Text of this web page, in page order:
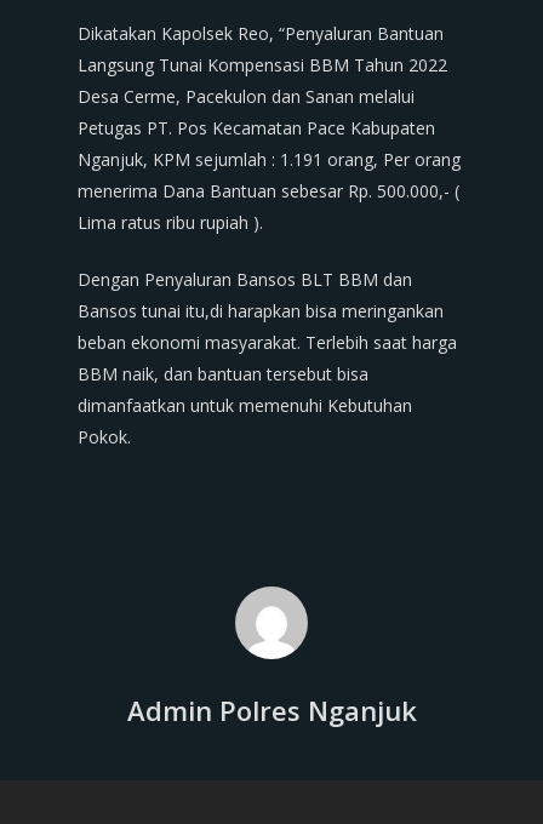
Dikatakan Kapolsek Reo, “Penyaluran Bantuan
Langsung Tunai Kompensasi BBM Tahun 2022
Desa Cerme, Pacekulon dan Sanan melalui
Petugas PT. Pos Kecamatan Pace Kabupaten
Nganjuk, KPM sejumlah : 1.191 orang, Per orang
menerima Dana Bantuan sebesar Rp. 500.000,- (
Lima ratus ribu rupiah ).
Dengan Penyaluran Bansos BLT BBM dan
Bansos tunai itu,di harapkan bisa meringankan
beban ekonomi masyarakat. Terlebih saat harga
BBM naik, dan bantuan tersebut bisa
dimanfaatkan untuk memenuhi Kebutuhan
Pokok.
Admin Polres Nganjuk